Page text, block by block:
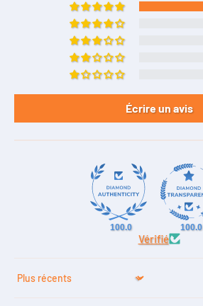
Écrire un avis
100.0 100.0
Vérifié
Sort by